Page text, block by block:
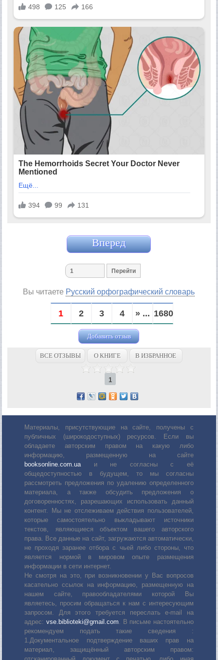
Вперед
Вы читаете Русский орфографический словарь
1 2 3 4 » ... 1680
Добавить отзыв
ВСЕ ОТЗЫВЫ О КНИГЕ В ИЗБРАННОЕ
1
Материалы, присутствующие на сайте, получены с
публичных (широкодоступных) ресурсов. Если вы
обладаете авторским правом на какую либо
информацию, размещенную на сайте
booksonline.com.uaи не согласны с её
общедоступностью в будущем, то мы согласны
рассмотреть предложения по удалению определенного
материала, а также обсудить предложения о
договоренностях, разрешающих использовать данный
контент. Мы не отслеживаем действия пользователей,
которые самостоятельно выкладывают источники
текстов, являющиеся объектом вашего авторского
права. Все данные на сайт, загружаются автоматически,
не проходя заранее отбора с чьей либо стороны, что
является нормой в мировом опыте размещения
информации в сети интернет.
Не смотря на это, при возникновении у Вас вопросов
касательно ссылок на информацию, размещенную на
нашем сайте, правообладателями которой Вы
являетесь, просим обращаться к нам с интересующим
запросом. Для этого требуется переслать е-mail на
адрес: vse.biblioteki@gmail.com. В письме настоятельно
рекомендуем подать такие сведения :
1.Документальное подтверждение ваших прав на
материал, защищённый авторским правом: